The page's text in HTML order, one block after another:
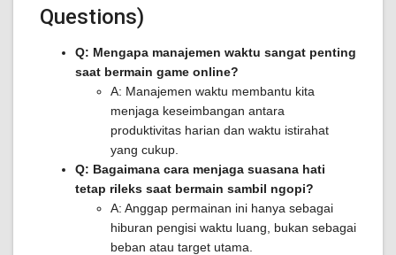
Questions)
Q: Mengapa manajemen waktu sangat penting
saat bermain game online?
A: Manajemen waktu membantu kita
menjaga keseimbangan antara
produktivitas harian dan waktu istirahat
yang cukup.
Q: Bagaimana cara menjaga suasana hati
tetap rileks saat bermain sambil ngopi?
A: Anggap permainan ini hanya sebagai
hiburan pengisi waktu luang, bukan sebagai
beban atau target utama.